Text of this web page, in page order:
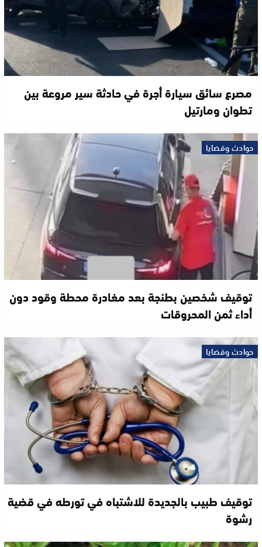
مصرع سائق سيارة أجرة في حادثة سير مروعة بين
تطوان ومارتيل
حوادث وقضايا
توقيف شخصين بطنجة بعد مغادرة محطة وقود دون
أداء ثمن المحروقات
حوادث وقضايا
توقيف طبيب بالجديدة للاشتباه في تورطه في قضية
رشوة